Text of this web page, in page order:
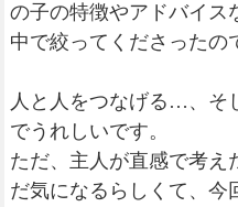
の子の特徴やアドバイス
中で絞ってくださったの
人と人をつなげる…、そ
でうれしいです。
ただ、主人が直感で考え
だ気になるらしくて、